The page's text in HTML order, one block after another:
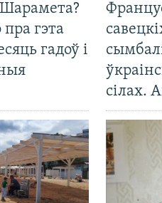
гэта
гадоў і
сілах.